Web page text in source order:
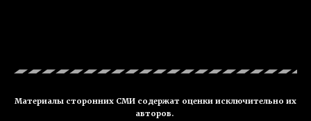
Материалы сторонних СМИ содержат оценки исключительно их
авторов.